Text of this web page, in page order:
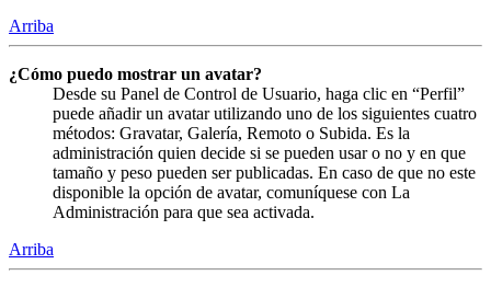
Arriba
¿Cómo puedo mostrar un avatar?
Desde su Panel de Control de Usuario, haga clic en “Perfil”
puede añadir un avatar utilizando uno de los siguientes cuatro
métodos: Gravatar, Galería, Remoto o Subida. Es la
administración quien decide si se pueden usar o no y en que
tamaño y peso pueden ser publicadas. En caso de que no este
disponible la opción de avatar, comuníquese con La
Administración para que sea activada.
Arriba